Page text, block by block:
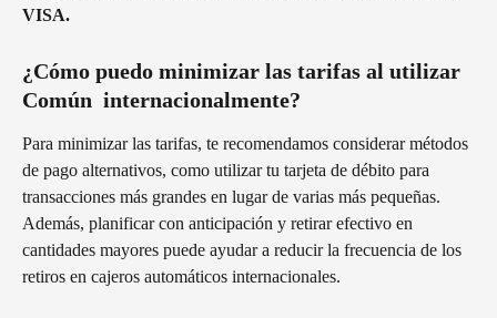
VISA.
¿Cómo puedo minimizar las tarifas al utilizar
Común  internacionalmente?
Para minimizar las tarifas, te recomendamos considerar métodos
de pago alternativos, como utilizar tu tarjeta de débito para
transacciones más grandes en lugar de varias más pequeñas.
Además, planificar con anticipación y retirar efectivo en
cantidades mayores puede ayudar a reducir la frecuencia de los
retiros en cajeros automáticos internacionales.